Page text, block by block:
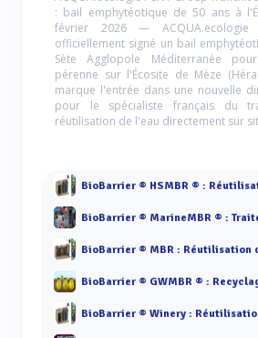
: bail emphytéotique de 50 ans à
février 2026 —
officiellement signé un bail
Sète Agglopole Méditerranée
pérenne sur l'Écosite de Mèze
marque l'entrée dans une nouvelle
pour le spécialiste français du
réutilisation de l'eau directement sur
BioBarrier ® HSMBR ® : Réutilisation de
BioBarrier ® MarineMBR ® : Traitement et
BioBarrier ® MBR : Réutilisation
BioBarrier ® GWMBR ® : Recyclage des eaux
BioBarrier ® Winery : Réutilisation